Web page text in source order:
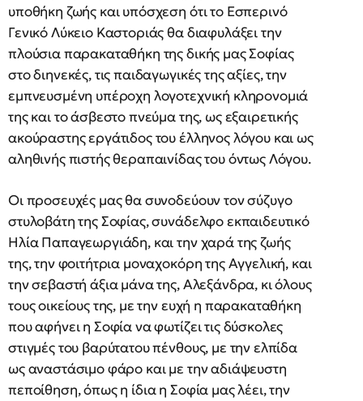
υποθήκη ζωής και υπόσχεση ότι το Εσπερινό
Γενικό Λύκειο Καστοριάς θα διαφυλάξει την
πλούσια παρακαταθήκη της δικής μας Σοφίας
στο διηνεκές, τις παιδαγωγικές της αξίες, την
εμπνευσμένη υπέροχη λογοτεχνική κληρονομιά
της και το άσβεστο πνεύμα της, ως εξαιρετικής
ακούραστης εργάτιδος του έλληνος λόγου και ως
αληθινής πιστής θεραπαινίδας του όντως Λόγου.
Οι προσευχές μας θα συνοδεύουν τον σύζυγο
στυλοβάτη της Σοφίας, συνάδελφο εκπαιδευτικό
Ηλία Παπαγεωργιάδη, και την χαρά της ζωής
της, την φοιτήτρια μοναχοκόρη της Αγγελική, και
την σεβαστή άξια μάνα της, Αλεξάνδρα, κι όλους
τους οικείους της, με την ευχή η παρακαταθήκη
που αφήνει η Σοφία να φωτίζει τις δύσκολες
στιγμές του βαρύτατου πένθους, με την ελπίδα
ως αναστάσιμο φάρο και με την αδιάψευστη
πεποίθηση, όπως η ίδια η Σοφία μας λέει, την